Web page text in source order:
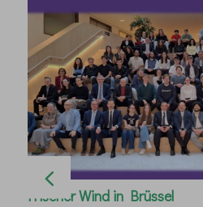
Frischer Wind in Brüssel